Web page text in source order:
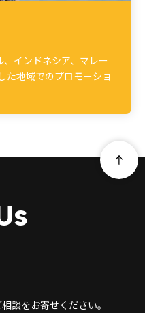
インドネシア、マレー
た地域でのプロモーショ
談をお寄せください。